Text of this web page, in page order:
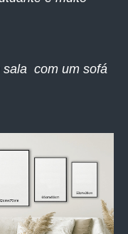
sala com um sofá